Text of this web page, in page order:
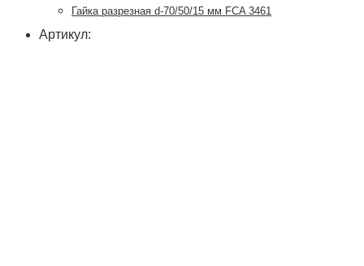
Гайка разрезная d-70/50/15 мм FCA 3461
Артикул: